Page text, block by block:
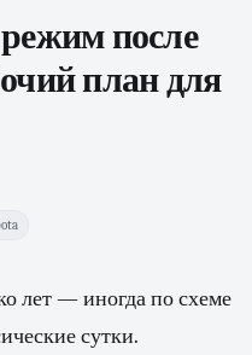
после
план для
лет — иногда по схеме
сутки.